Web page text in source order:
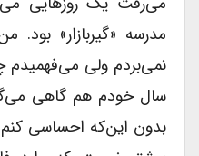
مدرسه «گیربازار» بود.
نمی‌بردم ولی می‌فهمیدم
سال خودم هم گاهی
بدون این‌که احساسی